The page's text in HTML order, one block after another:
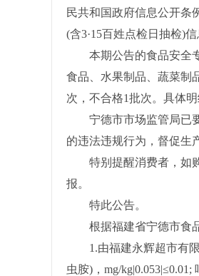
民共和国政府信息公开条
(含3·15百姓点检日抽检)信
本期公告的食品安全专
食品、水果制品、蔬菜制
次，不合格1批次。具体明
宁德市市场监管局已要
的违法违规行为，督促生
特别提醒消费者，如购
报。
特此公告。
根据福建省宁德市食品
1.由福建永辉超市有限
虫胺)，mg/kg|0.053|≤0.01;